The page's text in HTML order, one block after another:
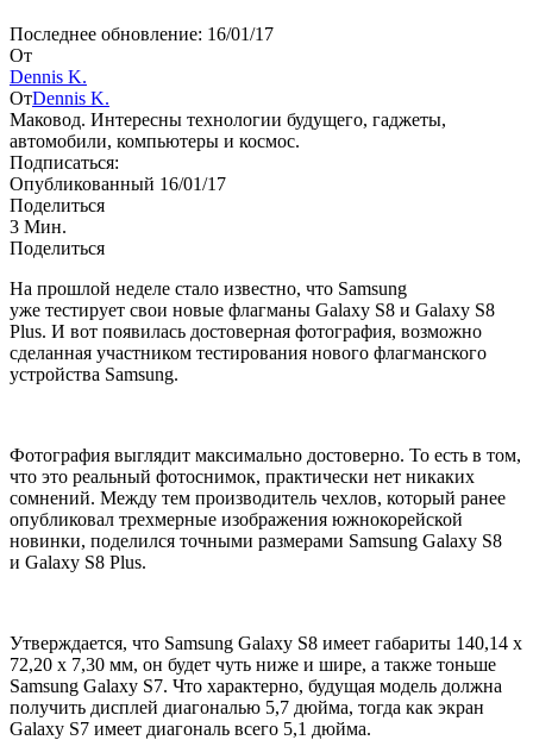
Последнее обновление: 16/01/17
От
Dennis K.
ОтDennis K.
Маковод. Интересны технологии будущего, гаджеты,
автомобили, компьютеры и космос.
Подписаться:
Опубликованный 16/01/17
Поделиться
3 Мин.
Поделиться
На прошлой неделе стало известно, что Samsung
уже тестирует свои новые флагманы Galaxy S8 и Galaxy S8
Plus. И вот появилась достоверная фотография, возможно
сделанная участником тестирования нового флагманского
устройства Samsung.
Фотография выглядит максимально достоверно. То есть в том,
что это реальный фотоснимок, практически нет никаких
сомнений. Между тем производитель чехлов, который ранее
опубликовал трехмерные изображения южнокорейской
новинки, поделился точными размерами Samsung Galaxy S8
и Galaxy S8 Plus.
Утверждается, что Samsung Galaxy S8 имеет габариты 140,14 x
72,20 x 7,30 мм, он будет чуть ниже и шире, а также тоньше
Samsung Galaxy S7. Что характерно, будущая модель должна
получить дисплей диагональю 5,7 дюйма, тогда как экран
Galaxy S7 имеет диагональ всего 5,1 дюйма.